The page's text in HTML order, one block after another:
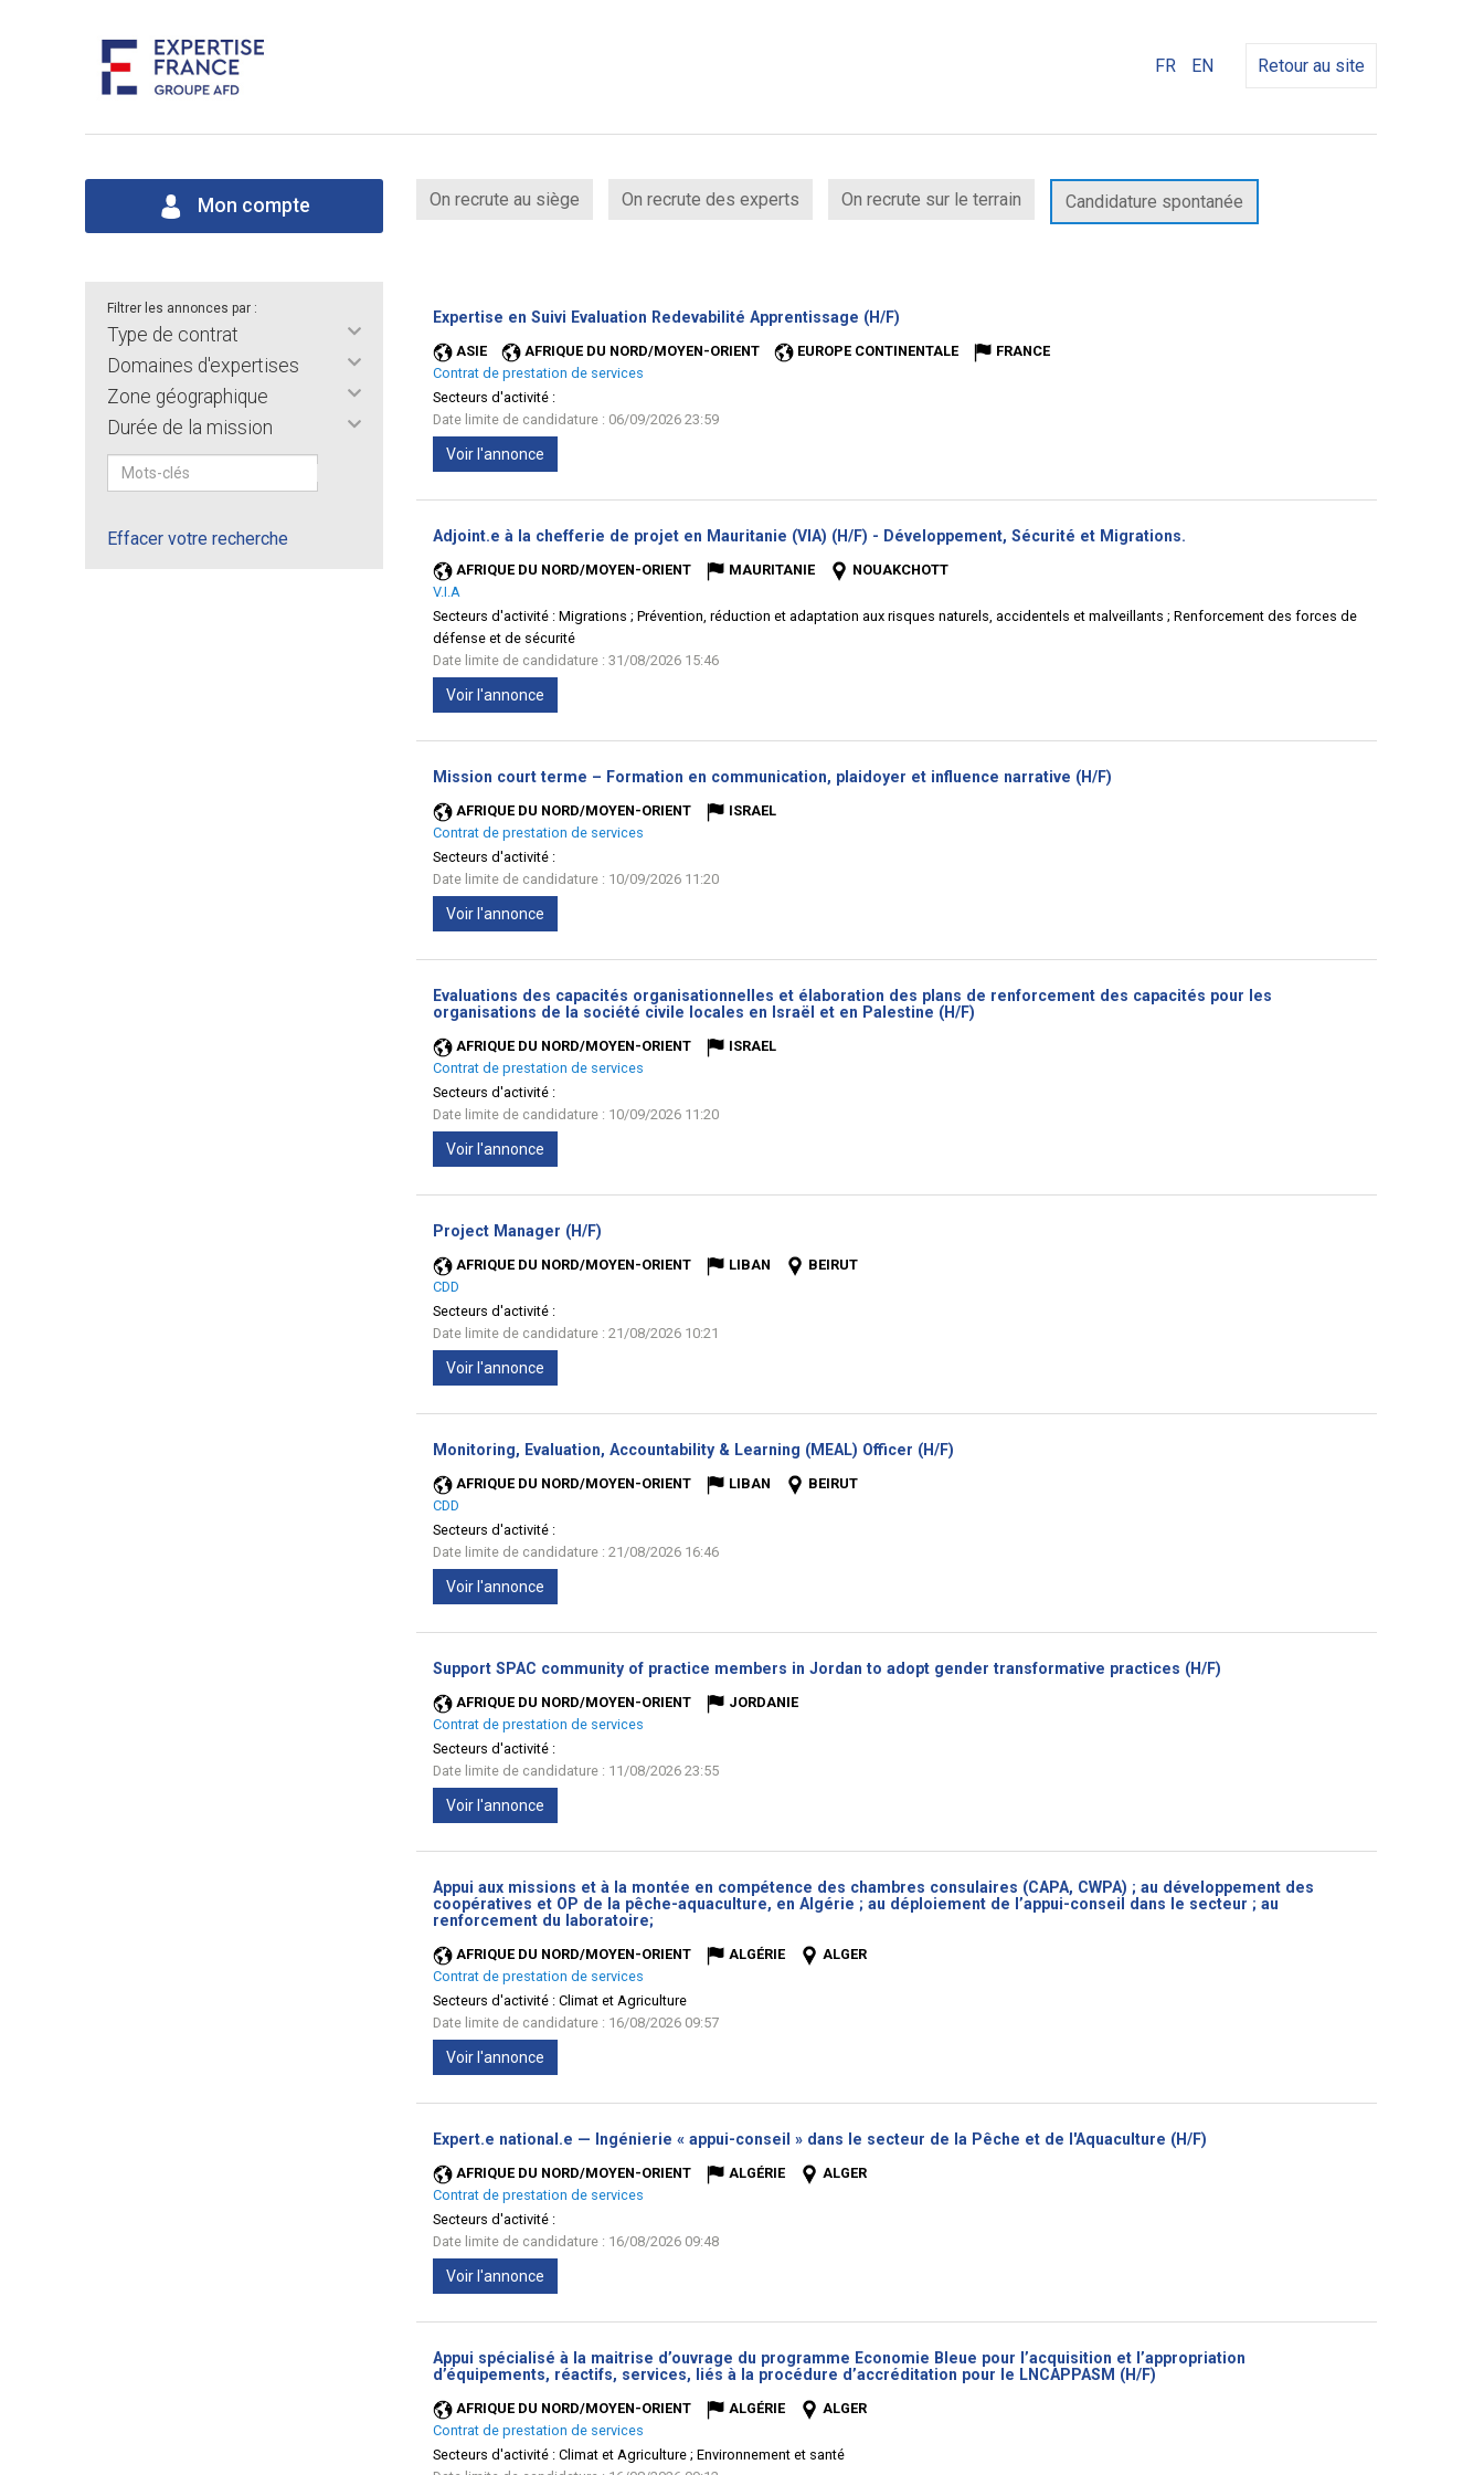
FR EN Retour au site
Mon compte On recrute au siège On recrute des experts On recrute sur le terrain Candidature spontanée
Filtrer les annonces par :
Type de contrat
Domaines d'expertises
Zone géographique
Durée de la mission
Effacer votre recherche
Expertise en Suivi Evaluation Redevabilité Apprentissage (H/F)
ASIE AFRIQUE DU NORD/MOYEN-ORIENT EUROPE CONTINENTALE
FRANCE
Contrat de prestation de services
Secteurs d'activité :
Date limite de candidature : 06/09/2026 23:59
Voir l'annonce
Adjoint.e à la chefferie de projet en Mauritanie (VIA) (H/F) - Développement, Sécurité et Migrations.
AFRIQUE DU NORD/MOYEN-ORIENT MAURITANIE
NOUAKCHOTT
V.I.A
Secteurs d'activité : Migrations ; Prévention, réduction et adaptation aux risques naturels, accidentels et malveillants ; Renforcement des forces de
défense et de sécurité
Date limite de candidature : 31/08/2026 15:46
Voir l'annonce
Mission court terme – Formation en communication, plaidoyer et influence narrative (H/F)
AFRIQUE DU NORD/MOYEN-ORIENT
ISRAEL
Contrat de prestation de services
Secteurs d'activité :
Date limite de candidature : 10/09/2026 11:20
Voir l'annonce
Evaluations des capacités organisationnelles et élaboration des plans de renforcement des capacités pour les
organisations de la société civile locales en Israël et en Palestine (H/F)
AFRIQUE DU NORD/MOYEN-ORIENT
ISRAEL
Contrat de prestation de services
Secteurs d'activité :
Date limite de candidature : 10/09/2026 11:20
Voir l'annonce
Project Manager (H/F)
AFRIQUE DU NORD/MOYEN-ORIENT LIBAN
BEIRUT
CDD
Secteurs d'activité :
Date limite de candidature : 21/08/2026 10:21
Voir l'annonce
Monitoring, Evaluation, Accountability & Learning (MEAL) Officer (H/F)
AFRIQUE DU NORD/MOYEN-ORIENT LIBAN
BEIRUT
CDD
Secteurs d'activité :
Date limite de candidature : 21/08/2026 16:46
Voir l'annonce
Support SPAC community of practice members in Jordan to adopt gender transformative practices (H/F)
AFRIQUE DU NORD/MOYEN-ORIENT
JORDANIE
Contrat de prestation de services
Secteurs d'activité :
Date limite de candidature : 11/08/2026 23:55
Voir l'annonce
Appui aux missions et à la montée en compétence des chambres consulaires (CAPA, CWPA) ; au développement des
coopératives et OP de la pêche-aquaculture, en Algérie ; au déploiement de l’appui-conseil dans le secteur ; au
renforcement du laboratoire;
AFRIQUE DU NORD/MOYEN-ORIENT ALGÉRIE
ALGER
Contrat de prestation de services
Secteurs d'activité : Climat et Agriculture
Date limite de candidature : 16/08/2026 09:57
Voir l'annonce
Expert.e national.e — Ingénierie « appui-conseil » dans le secteur de la Pêche et de l'Aquaculture (H/F)
AFRIQUE DU NORD/MOYEN-ORIENT ALGÉRIE
ALGER
Contrat de prestation de services
Secteurs d'activité :
Date limite de candidature : 16/08/2026 09:48
Voir l'annonce
Appui spécialisé à la maitrise d’ouvrage du programme Economie Bleue pour l’acquisition et l’appropriation
d’équipements, réactifs, services, liés à la procédure d’accréditation pour le LNCAPPASM (H/F)
AFRIQUE DU NORD/MOYEN-ORIENT ALGÉRIE
ALGER
Contrat de prestation de services
Secteurs d'activité : Climat et Agriculture ; Environnement et santé